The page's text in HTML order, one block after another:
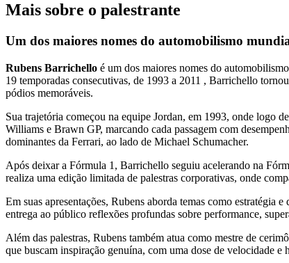
Mais sobre o palestrante
Um dos maiores nomes do automobilismo
Rubens Barrichello é um dos maiores nomes do
19 temporadas consecutivas, de 1993 a 2011 , Barrichello
pódios memoráveis.
Sua trajetória começou na equipe Jordan, em 1993, onde logo
Williams e Brawn GP, marcando cada passagem com
dominantes da Ferrari, ao lado de Michael Schumacher.
Após deixar a Fórmula 1, Barrichello seguiu acelerando na
realiza uma edição limitada de palestras corporativas, onde
Em suas apresentações, Rubens aborda temas como estratégia
entrega ao público reflexões profundas sobre performance,
Além das palestras, Rubens também atua como mestre de
que buscam inspiração genuína, com uma dose de velocidade